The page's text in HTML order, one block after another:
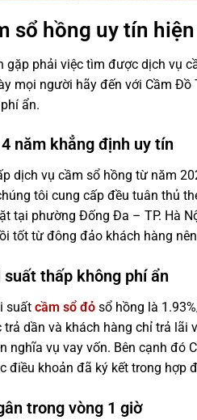
sổ hồng uy tín hiện
gặp phải việc tìm được dịch vụ
mọi người hãy đến với Cầm
ẩn.
năm khẳng định uy tín
dịch vụ cầm sổ hồng từ năm
tôi cung cấp đều tuân thủ
tại phường Đống Đa – TP. Hà
tốt từ đông đảo khách hàng
thấp không phí ẩn
suất cầm sổ đỏ sổ hồng là
dần và khách hàng chỉ trả
nghĩa vụ vay vốn. Bên cạnh đó
điều khoản đã ký kết trong hợp
trong vòng 1 giờ